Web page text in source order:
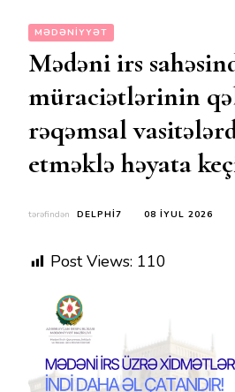
MƏDƏNIYYƏT
Mədəni irs
müraciətlərinin
rəqəmsal
etməklə həyata
tərəfindən DELPHI7 08 İYUL 2026
Post Views: 110